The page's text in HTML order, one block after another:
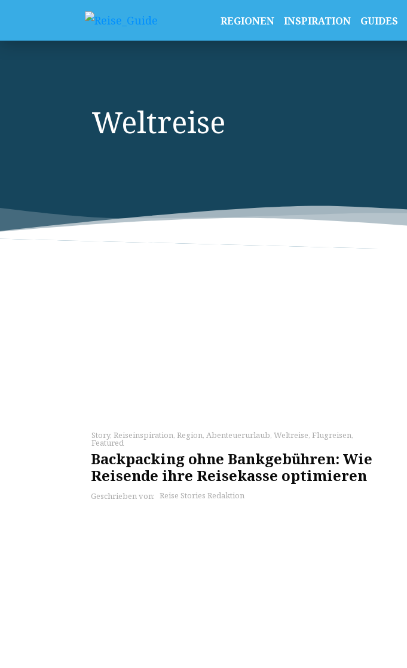
REGIONEN INSPIRATION GUIDES
Weltreise
Story, Reiseinspiration, Region, Abenteuerurlaub, Weltreise, Flugreisen,
Featured
Backpacking ohne Bankgebühren: Wie
Reisende ihre Reisekasse optimieren
Geschrieben von: Reise Stories Redaktion